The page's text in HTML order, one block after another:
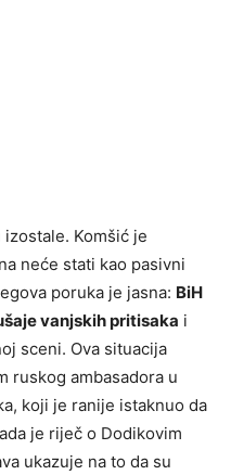
Komšić je
neće stati kao pasivni
poruka je jasna: BiH
vanjskih pritisaka i
sceni. Ova situacija
ruskog ambasadora u
koji je ranije istaknuo da
je riječ o Dodikovim
ukazuje na to da su